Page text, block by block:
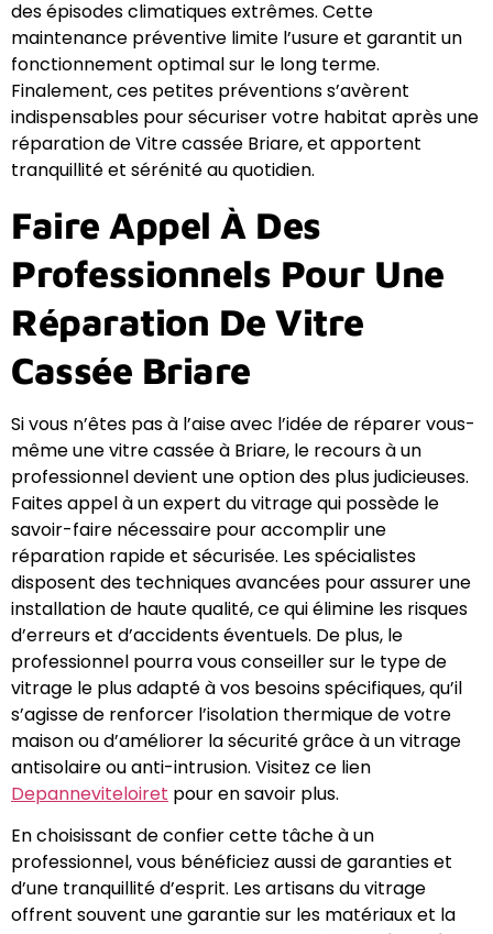
des épisodes climatiques extrêmes. Cette
maintenance préventive limite l’usure et garantit un
fonctionnement optimal sur le long terme.
Finalement, ces petites préventions s’avèrent
indispensables pour sécuriser votre habitat après une
réparation de Vitre cassée Briare, et apportent
tranquillité et sérénité au quotidien.
Faire Appel À Des
Professionnels Pour Une
Réparation De Vitre
Cassée Briare
Si vous n’êtes pas à l’aise avec l’idée de réparer vous-
même une vitre cassée à Briare, le recours à un
professionnel devient une option des plus judicieuses.
Faites appel à un expert du vitrage qui possède le
savoir-faire nécessaire pour accomplir une
réparation rapide et sécurisée. Les spécialistes
disposent des techniques avancées pour assurer une
installation de haute qualité, ce qui élimine les risques
d’erreurs et d’accidents éventuels. De plus, le
professionnel pourra vous conseiller sur le type de
vitrage le plus adapté à vos besoins spécifiques, qu’il
s’agisse de renforcer l’isolation thermique de votre
maison ou d’améliorer la sécurité grâce à un vitrage
antisolaire ou anti-intrusion. Visitez ce lien
Depanneviteloiret pour en savoir plus.
En choisissant de confier cette tâche à un
professionnel, vous bénéficiez aussi de garanties et
d’une tranquillité d’esprit. Les artisans du vitrage
offrent souvent une garantie sur les matériaux et la